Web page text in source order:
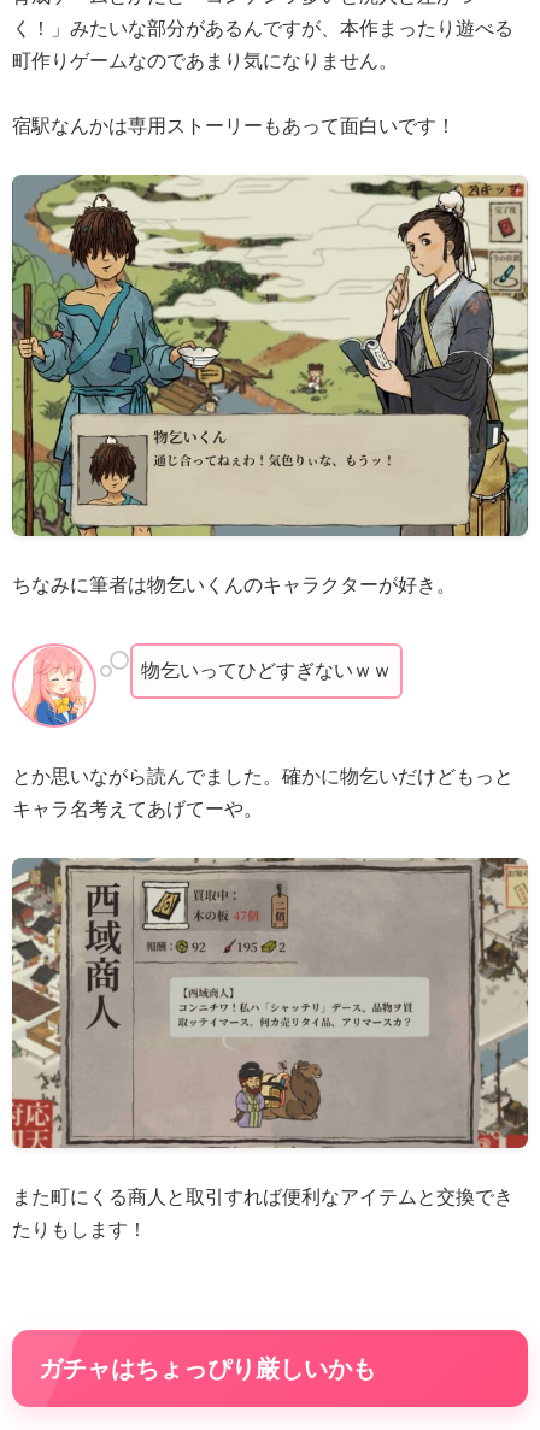
く！」みたいな部分があるんですが、本作まったり遊べる
町作りゲームなのであまり気になりません。
宿駅なんかは専用ストーリーもあって面白いです！
ちなみに筆者は物乞いくんのキャラクターが好き。
物乞いってひどすぎないｗｗ
とか思いながら読んでました。確かに物乞いだけどもっと
キャラ名考えてあげてーや。
また町にくる商人と取引すれば便利なアイテムと交換でき
たりもします！
ガチャはちょっぴり厳しいかも